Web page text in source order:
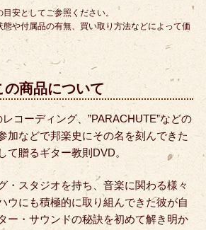
安としてご参照ください。
や付属品の有無、買い取り方法などによって価
の商品について
コーディング、”PARACHUTE”などの
加などで邦楽史にその名を刻んできた
て贈るギター教則DVD。
・スタジオを持ち、音楽に関わる様々
ウにも積極的に取り組んできた彼が自
ー・サウンドの秘訣を初めて解き明か